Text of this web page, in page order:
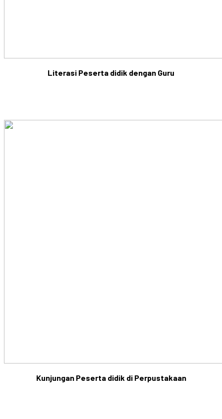
Literasi Peserta didik dengan Guru
Kunjungan Peserta didik di Perpustakaan